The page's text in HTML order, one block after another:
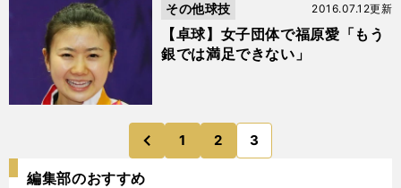
【卓球】女子団体で福原愛「もう
銀では満足できない」
2016.07.12更新
その他球技
前
のページへ
1 2 3
編集部のおすすめ